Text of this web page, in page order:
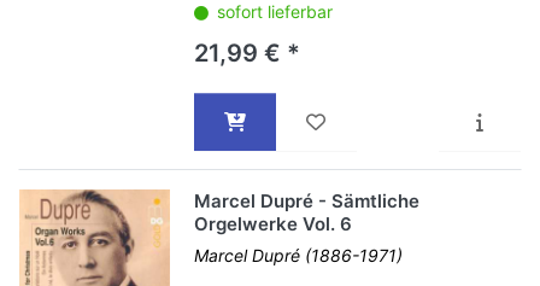
sofort lieferbar
21,99 € *
Marcel Dupré - Sämtliche
Orgelwerke Vol. 6
Marcel Dupré (1886-1971)